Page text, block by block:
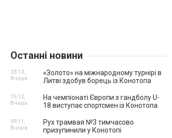
Останні новини
«Золото» на міжнародному турнірі в
Литві здобув борець із Конотопа
23:13,
Вчора
На чемпіонаті Європи з гандболу U-
18 виступає спортсмен із Конотопа
15:12,
Вчора
Рух трамвая №3 тимчасово
призупинили у Конотопі
09:11,
Вчора